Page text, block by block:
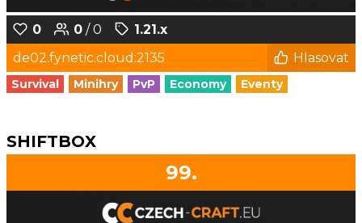
0 0 / 0
1.21.x
de02.fynetic.cloud:2135
Hlasovat
Survival Minihry PvP Economy Eventy
SHIFTBOX
99.